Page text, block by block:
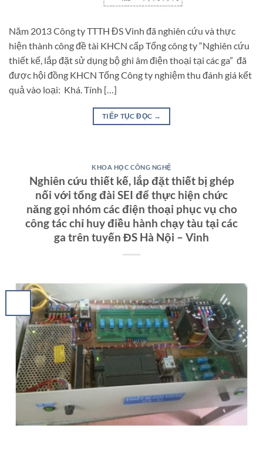
Năm 2013 Công ty TTTH ĐS Vinh đã nghiên cứu và thực
hiện thành công đề tài KHCN cấp Tổng công ty “Nghiên cứu
thiết kế, lắp đặt sử dụng bộ ghi âm điện thoại tại các ga” đã
được hội đồng KHCN Tổng Công ty nghiệm thu đánh giá kết
quả vào loại: Khá. Tính […]
TIẾP TỤC ĐỌC →
KHOA HỌC CÔNG NGHỆ
Nghiên cứu thiết kế, lắp đặt thiết bị ghép
nối với tổng đài SEI để thực hiện chức
năng gọi nhóm các điện thoại phục vụ cho
công tác chỉ huy điều hành chạy tàu tại các
ga trên tuyến ĐS Hà Nội – Vinh